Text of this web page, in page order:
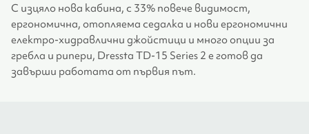
С изцяло нова кабина, с 33% повече видимост,
ергономична, отопляема седалка и нови ергономични
електро-хидравлични джойстици и много опции за
гребла и рипери, Dressta TD-15 Series 2 е готов да
завърши работата от първия път.